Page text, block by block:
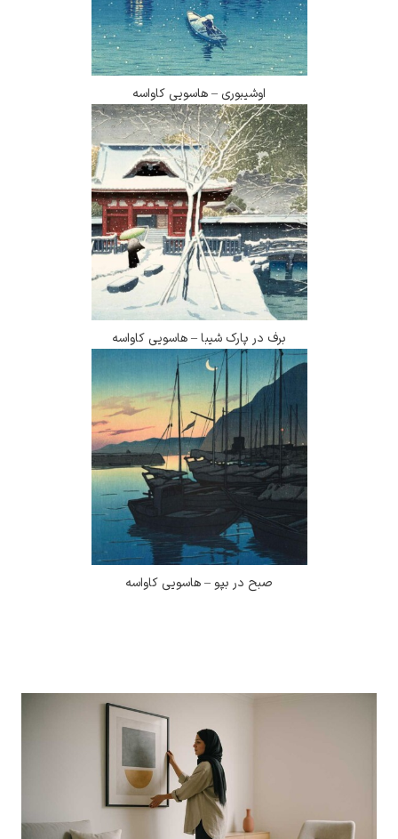
اوشیبوری – هاسویی کاواسه
برف در پارک شیبا – هاسویی کاواسه
صبح در بپو – هاسویی کاواسه